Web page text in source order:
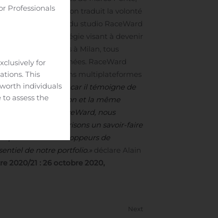
Cette opération traduit la volonté
au capital du studio RaceWard
cadre de sa stratégie visant à devenir
40 développeurs à Milan, tous
nombreuses années. RaceWard
de ses créations multiplateformes
avec Nacon car il témoigne de
la même vision et la même
au capital de RaceWard, nous
et nous sécurisons un savoir-faire
des développeurs de
de notre portfolio.» déclare Alain
2020/21 : 26 octobre 2020,
Next
Professionals
for
This
individuals
assess the
purposes
be construed as